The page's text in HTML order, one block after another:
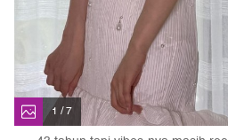
1 / 7